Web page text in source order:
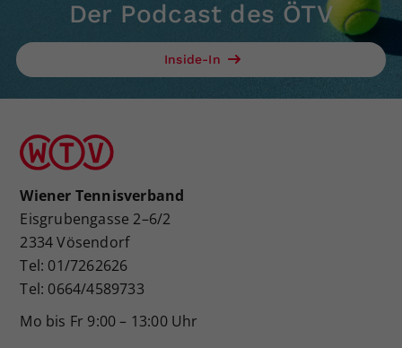
Der Podcast des ÖTV
Inside-In
Wiener Tennisverband
Eisgrubengasse 2–6/2
2334 Vösendorf
Tel: 01/7262626
Tel: 0664/4589733
Mo bis Fr 9:00 – 13:00 Uhr